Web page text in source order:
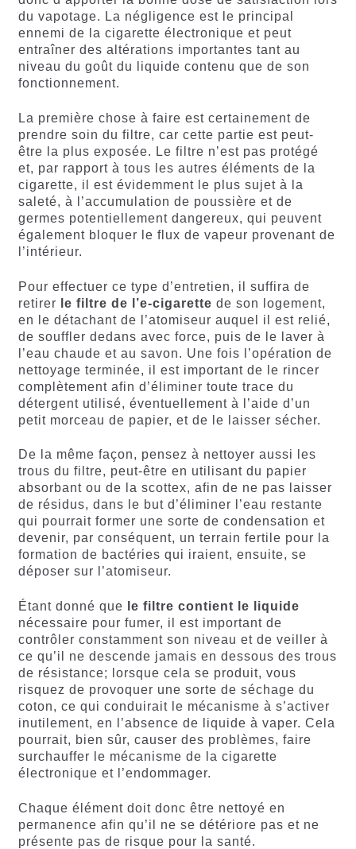
du vapotage. La négligence est le principal
ennemi de la cigarette électronique et peut
entraîner des altérations importantes tant au
niveau du goût du liquide contenu que de son
fonctionnement.
La première chose à faire est certainement de
prendre soin du filtre, car cette partie est peut-
être la plus exposée. Le filtre n’est pas protégé
et, par rapport à tous les autres éléments de la
cigarette, il est évidemment le plus sujet à la
saleté, à l’accumulation de poussière et de
germes potentiellement dangereux, qui peuvent
également bloquer le flux de vapeur provenant de
l’intérieur.
Pour effectuer ce type d’entretien, il suffira de
retirer
le filtre de l’e-cigarette de son logement,
en le détachant de l’atomiseur auquel il est relié,
de souffler dedans avec force, puis de le laver à
l’eau chaude et au savon. Une fois l’opération de
nettoyage terminée, il est important de le rincer
complètement afin d’éliminer toute trace du
détergent utilisé, éventuellement à l’aide d’un
petit morceau de papier, et de le laisser sécher.
De la même façon, pensez à nettoyer aussi les
trous du filtre, peut-être en utilisant du papier
absorbant ou de la scottex, afin de ne pas laisser
de résidus, dans le but d’éliminer l’eau restante
qui pourrait former une sorte de condensation et
devenir, par conséquent, un terrain fertile pour la
formation de bactéries qui iraient, ensuite, se
déposer sur l’atomiseur.
Étant donné que
le filtre contient le liquide
nécessaire pour fumer, il est important de
contrôler constamment son niveau et de veiller à
ce qu’il ne descende jamais en dessous des trous
de résistance; lorsque cela se produit, vous
risquez de provoquer une sorte de séchage du
coton, ce qui conduirait le mécanisme à s’activer
inutilement, en l’absence de liquide à vaper. Cela
pourrait, bien sûr, causer des problèmes, faire
surchauffer le mécanisme de la cigarette
électronique et l’endommager.
Chaque élément doit donc être nettoyé en
permanence afin qu’il ne se détériore pas et ne
présente pas de risque pour la santé.